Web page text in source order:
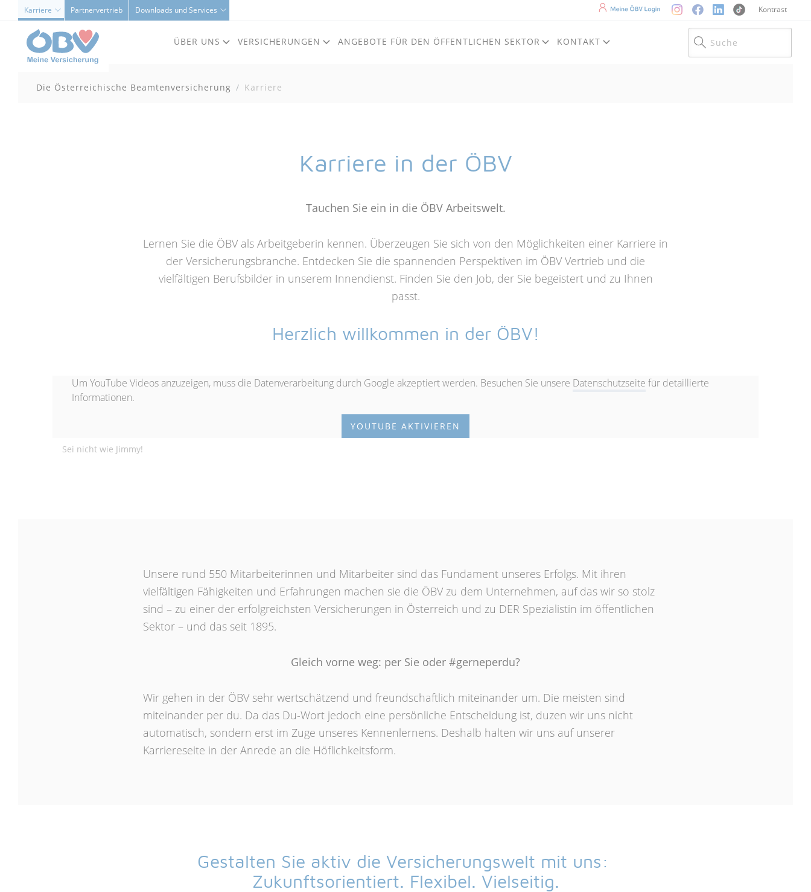
Karriere Partnervertrieb Downloads und Services Mein ÖBV LoginInstagram
FacebookLinkedInTikTok
Kontrast
ÜBER UNS VERSICHERUNGEN ANGEBOTE FÜR DEN ÖFFENTLICHEN SEKTOR KONTAKT
Die Österreichische Beamtenversicherung Karriere
Karriere in der ÖBV
Tauchen Sie ein in die ÖBV Arbeitswelt.
Lernen Sie die ÖBV als Arbeitgeberin kennen. Überzeugen Sie sich von den Möglichkeiten einer Karriere in
der Versicherungsbranche. Entdecken Sie die spannenden Perspektiven im ÖBV Vertrieb und die
vielfältigen Berufsbilder in unserem Innendienst. Finden Sie den Job, der Sie begeistert und zu Ihnen
passt.
Herzlich willkommen in der ÖBV!
Um YouTube Videos anzuzeigen, muss die Datenverarbeitung durch Google akzeptiert werden. Besuchen Sie unsere Datenschutzseite für detaillierte
Informationen.
YOUTUBE AKTIVIEREN
Sei nicht wie Jimmy!
Unsere rund 550 Mitarbeiterinnen und Mitarbeiter sind das Fundament unseres Erfolgs. Mit ihren
vielfältigen Fähigkeiten und Erfahrungen machen sie die ÖBV zu dem Unternehmen, auf das wir so stolz
sind – zu einer der erfolgreichsten Versicherungen in Österreich und zu DER Spezialistin im öffentlichen
Sektor – und das seit 1895.
Gleich vorne weg: per Sie oder #gerneperdu?
Wir gehen in der ÖBV sehr wertschätzend und freundschaftlich miteinander um. Die meisten sind
miteinander per du. Da das Du-Wort jedoch eine persönliche Entscheidung ist, duzen wir uns nicht
automatisch, sondern erst im Zuge unseres Kennenlernens. Deshalb halten wir uns auf unserer
Karriereseite in der Anrede an die Höflichkeitsform.
Gestalten Sie aktiv die Versicherungswelt mit uns:
Zukunftsorientiert. Flexibel. Vielseitig.